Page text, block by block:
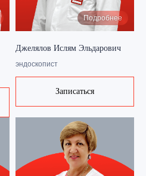
Подробнее
Джелялов Ислям Эльдарович
эндоскопист
Записаться